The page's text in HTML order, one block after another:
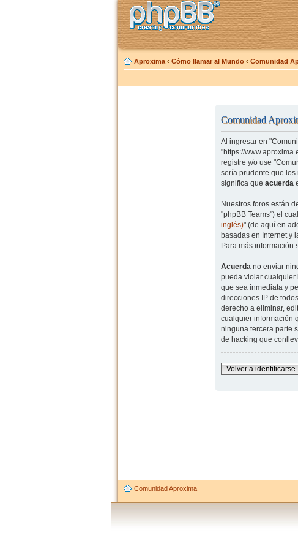
Aproxima ‹ Cómo llamar al Mundo ‹ Comunidad
Comunidad
Al ingresar en
"https://
registre y/o use
sería prudente que los
significa que acuerda
Nuestros foros están
"phpBB Teams") el
inglés)" (de aquí en
basadas en Internet y
Para más información
Acuerdano enviar
pueda violar cualquier
que sea inmediata y
direcciones IP de
derecho a eliminar,
cualquier información
ninguna tercera parte
de hacking que
Volver a identificarse
Comunidad Aproxima